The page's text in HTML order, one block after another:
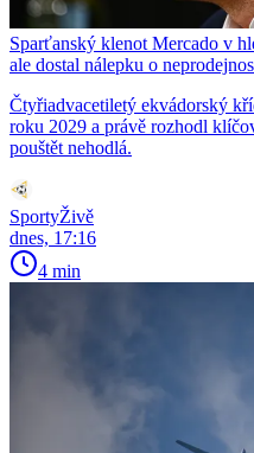
Sparťanský klenot Mercado v
ale dostal nálepku o
Čtyřiadvacetiletý ekvádorský
roku 2029 a právě rozhodl
pouštět nehodlá.
SportyŽivě
dnes, 17:16
4 min